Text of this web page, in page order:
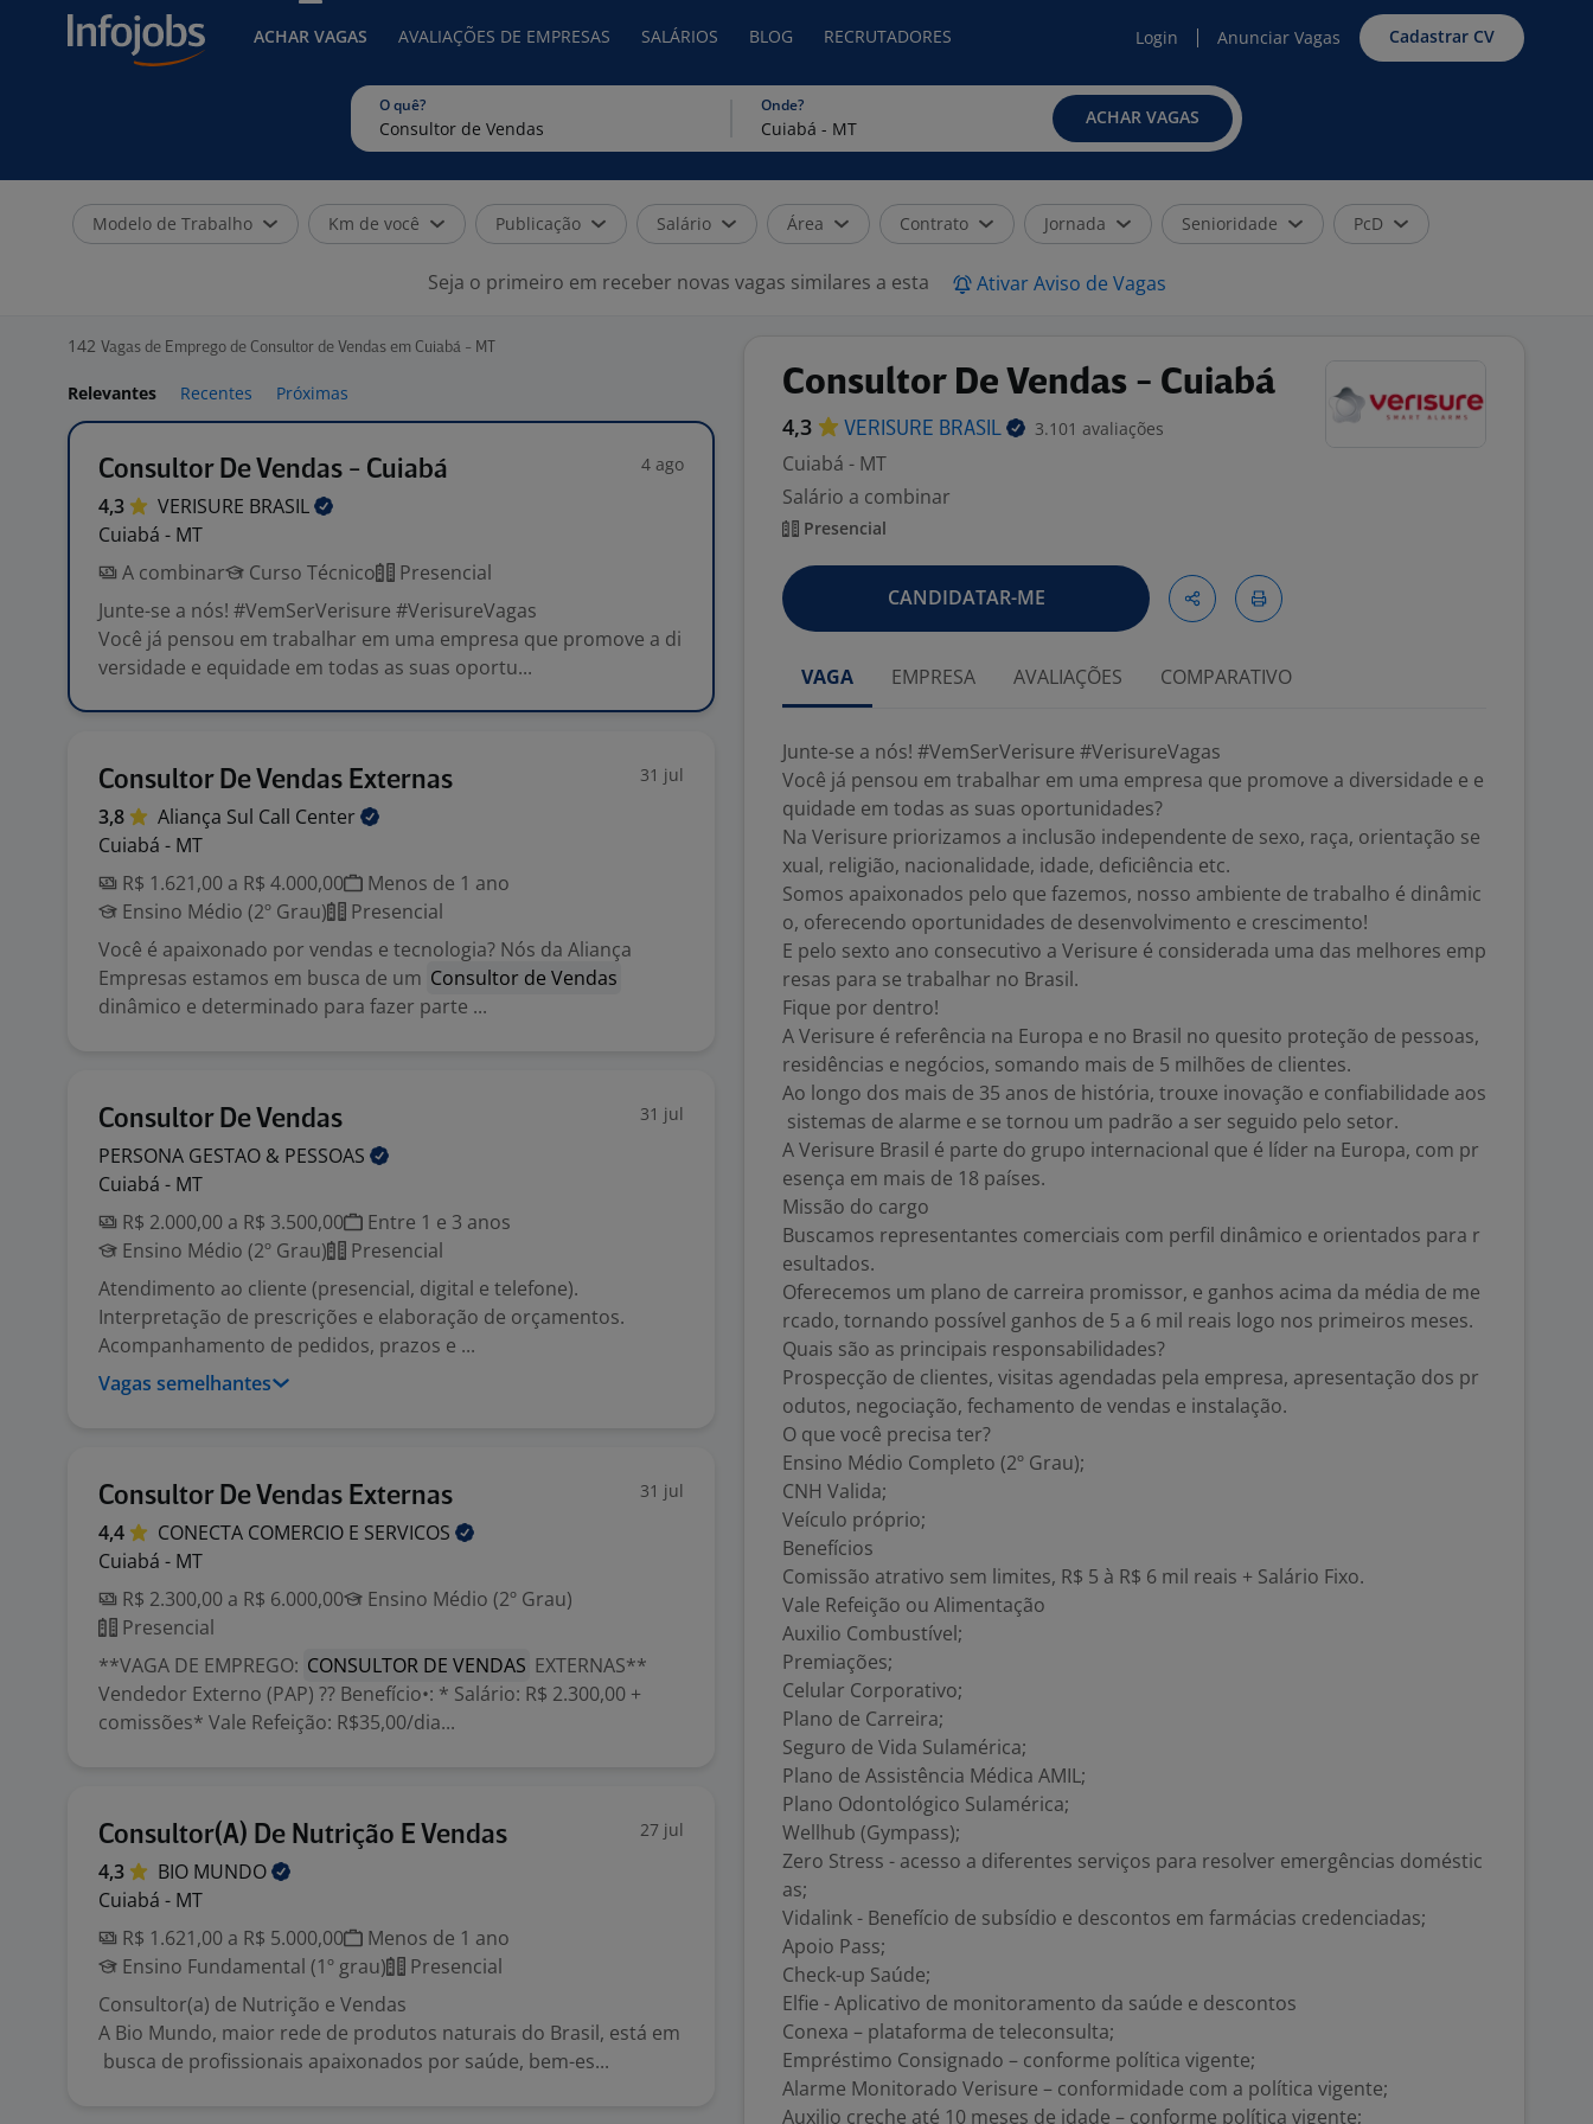
ACHAR VAGAS AVALIAÇÕES DE EMPRESAS SALÁRIOS BLOG RECRUTADORES Login Anunciar Vagas Cadastrar CV
O quê? Onde?
ACHAR VAGAS
Modelo de Trabalho Km de você Publicação Salário Área Contrato Jornada Senioridade PcD
Seja o primeiro em receber novas vagas similares a esta Ativar Aviso de Vagas
142 Vagas de Emprego de Consultor de Vendas em Cuiabá - MT
Relevantes Recentes Próximas
Consultor De Vendas - Cuiabá 4 ago
4,3 VERISURE BRASIL
Cuiabá - MT
A combinar
Curso Técnico
Presencial
Junte-se a nós! #VemSerVerisure #VerisureVagas
Você já pensou em trabalhar em uma empresa que promove a di
versidade e equidade em todas as suas oportu...
Consultor De Vendas Externas 31 jul
3,8 Aliança Sul Call Center
Cuiabá - MT
R$ 1.621,00 a R$ 4.000,00
Menos de 1 ano
Ensino Médio (2º Grau)
Presencial
Você é apaixonado por vendas e tecnologia? Nós da Aliança
Empresas estamos em busca de um Consultor de Vendas
dinâmico e determinado para fazer parte ...
Consultor De Vendas 31 jul
PERSONA GESTAO & PESSOAS
Cuiabá - MT
R$ 2.000,00 a R$ 3.500,00
Entre 1 e 3 anos
Ensino Médio (2º Grau)
Presencial
Atendimento ao cliente (presencial, digital e telefone).
Interpretação de prescrições e elaboração de orçamentos.
Acompanhamento de pedidos, prazos e ...
Vagas semelhantes
Consultor De Vendas Externas 31 jul
4,4 CONECTA COMERCIO E SERVICOS
Cuiabá - MT
R$ 2.300,00 a R$ 6.000,00
Ensino Médio (2º Grau)
Presencial
**VAGA DE EMPREGO: CONSULTOR DE VENDAS EXTERNAS**
Vendedor Externo (PAP) ?? Benefício•: * Salário: R$ 2.300,00 +
comissões* Vale Refeição: R$35,00/dia...
Consultor(A) De Nutrição E Vendas 27 jul
4,3 BIO MUNDO
Cuiabá - MT
R$ 1.621,00 a R$ 5.000,00
Menos de 1 ano
Ensino Fundamental (1º grau)
Presencial
Consultor(a) de Nutrição e Vendas
A Bio Mundo, maior rede de produtos naturais do Brasil, está em
busca de profissionais apaixonados por saúde, bem-es...
Consultor De Vendas - Cuiabá
4,3 VERISURE BRASIL 3.101 avaliações
Cuiabá - MT
Salário a combinar
Presencial
CANDIDATAR-ME
VAGA EMPRESA AVALIAÇÕES COMPARATIVO
Junte-se a nós! #VemSerVerisure #VerisureVagas
Você já pensou em trabalhar em uma empresa que promove a diversidade e e
quidade em todas as suas oportunidades?
Na Verisure priorizamos a inclusão independente de sexo, raça, orientação se
xual, religião, nacionalidade, idade, deficiência etc.
Somos apaixonados pelo que fazemos, nosso ambiente de trabalho é dinâmic
o, oferecendo oportunidades de desenvolvimento e crescimento!
E pelo sexto ano consecutivo a Verisure é considerada uma das melhores emp
resas para se trabalhar no Brasil.
Fique por dentro!
A Verisure é referência na Europa e no Brasil no quesito proteção de pessoas,
residências e negócios, somando mais de 5 milhões de clientes.
Ao longo dos mais de 35 anos de história, trouxe inovação e confiabilidade aos
sistemas de alarme e se tornou um padrão a ser seguido pelo setor.
A Verisure Brasil é parte do grupo internacional que é líder na Europa, com pr
esença em mais de 18 países.
Missão do cargo
Buscamos representantes comerciais com perfil dinâmico e orientados para r
esultados.
Oferecemos um plano de carreira promissor, e ganhos acima da média de me
rcado, tornando possível ganhos de 5 a 6 mil reais logo nos primeiros meses.
Quais são as principais responsabilidades?
Prospecção de clientes, visitas agendadas pela empresa, apresentação dos pr
odutos, negociação, fechamento de vendas e instalação.
O que você precisa ter?
Ensino Médio Completo (2º Grau);
CNH Valida;
Veículo próprio;
Benefícios
Comissão atrativo sem limites, R$ 5 à R$ 6 mil reais + Salário Fixo.
Vale Refeição ou Alimentação
Auxilio Combustível;
Premiações;
Celular Corporativo;
Plano de Carreira;
Seguro de Vida Sulamérica;
Plano de Assistência Médica AMIL;
Plano Odontológico Sulamérica;
Wellhub (Gympass);
Zero Stress - acesso a diferentes serviços para resolver emergências doméstic
as;
Vidalink - Benefício de subsídio e descontos em farmácias credenciadas;
Apoio Pass;
Check-up Saúde;
Elfie - Aplicativo de monitoramento da saúde e descontos
Conexa – plataforma de teleconsulta;
Empréstimo Consignado – conforme política vigente;
Alarme Monitorado Verisure – conformidade com a política vigente;
Auxilio creche até 10 meses de idade – conforme política vigente;